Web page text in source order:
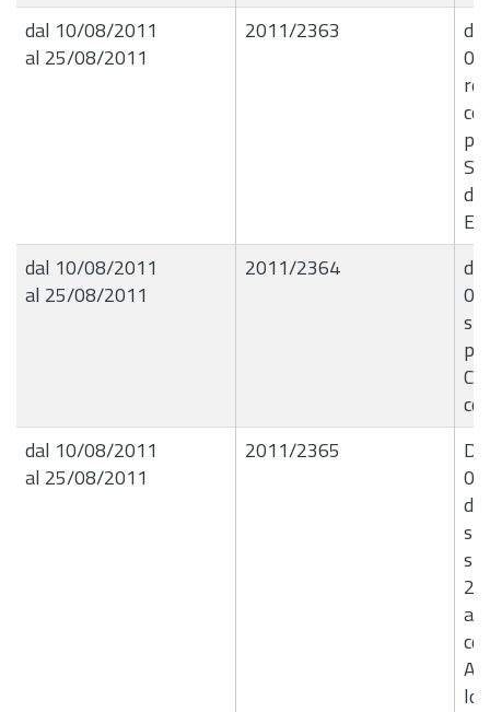
dal 10/08/2011
al 25/08/2011
2011/2363
dal 10/08/2011
al 25/08/2011
2011/2364
dal 10/08/2011
al 25/08/2011
2011/2365
di